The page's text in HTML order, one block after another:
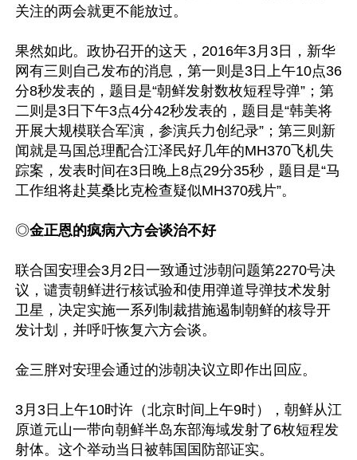
关注的两会就更不能放过。
果然如此。政协召开的这天，2016年3月3日，新华
网有三则自己发布的消息，第一则是3日上午10点36
分8秒发表的，题目是“朝鲜发射数枚短程导弹”；第
二则是3日下午3点4分42秒发表的，题目是“韩美将
开展大规模联合军演，参演兵力创纪录”；第三则新
闻就是马国总理配合江泽民好几年的MH370飞机失
踪案，发表时间在3日晚上8点29分35秒，题目是“马
工作组将赴莫桑比克检查疑似MH370残片”。
◎金正恩的疯病六方会谈治不好
联合国安理会3月2日一致通过涉朝问题第2270号决
议，谴责朝鲜进行核试验和使用弹道导弹技术发射
卫星，决定实施一系列制裁措施遏制朝鲜的核导开
发计划，并呼吁恢复六方会谈。
金三胖对安理会通过的涉朝决议立即作出回应。
3月3日上午10时许（北京时间上午9时），朝鲜从江
原道元山一带向朝鲜半岛东部海域发射了6枚短程发
射体。这个举动当日被韩国国防部证实。